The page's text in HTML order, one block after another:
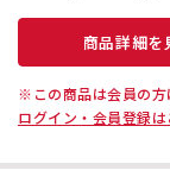
商品詳細を
※この商品は会員の方
ログイン・会員登録は